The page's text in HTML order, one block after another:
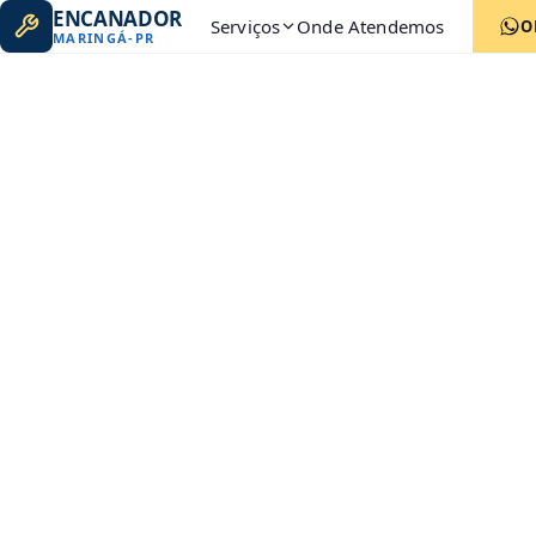
ENCANADOR
MARINGÁ- PR Serviços Onde Atendemos